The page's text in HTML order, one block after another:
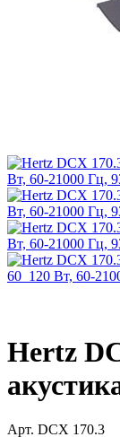
Hertz
Арт. DCX 170.3